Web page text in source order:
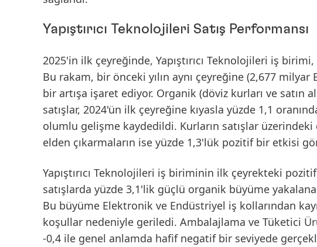
Yapıştırıcı Teknolojileri Satış Performansı
2025'in ilk çeyreğinde, Yapıştırıcı Teknolojileri iş
Bu rakam, bir önceki yılın aynı çeyreğine (2,677 milyar
bir artışa işaret ediyor. Organik (döviz kurları ve satın
satışlar, 2024'ün ilk çeyreğine kıyasla yüzde 1,1
olumlu gelişme kaydedildi. Kurların satışlar
elden çıkarmaların ise yüzde 1,3'lük pozitif bir etkisi
Yapıştırıcı Teknolojileri iş biriminin ilk çeyrekteki
satışlarda yüzde 3,1'lik güçlü organik büyüme
Bu büyüme Elektronik ve Endüstriyel iş kollarından
koşullar nedeniyle geriledi. Ambalajlama ve Tüketici
-0,4 ile genel anlamda hafif negatif bir seviyede